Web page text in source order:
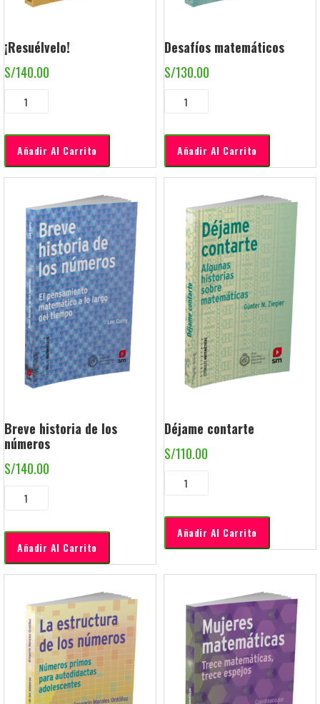
¡Resuélvelo!
S/140.00
Añadir Al Carrito
Desafíos matemáticos
S/130.00
Añadir Al Carrito
Breve historia de los
números
S/140.00
Añadir Al Carrito
Déjame contarte
S/110.00
Añadir Al Carrito